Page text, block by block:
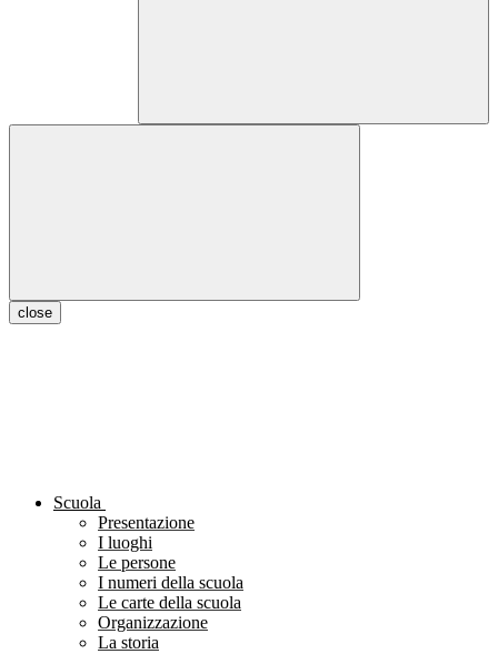
close
Scuola
Presentazione
I luoghi
Le persone
I numeri della scuola
Le carte della scuola
Organizzazione
La storia